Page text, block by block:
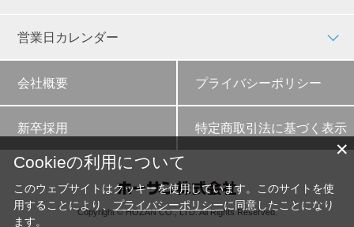
営業日カレンダー
会社概要 プライバシーポリシー
新卒採用 特定商取引法に基づく表示
Copyright © HOZAN CO., LTD. All Rights Reserved.
✕
Cookieの利用について
このウェブサイトはクッキーを使用しています。このサイトを使
用することにより、 プライバシーポリシーに同意したことになり
ます。